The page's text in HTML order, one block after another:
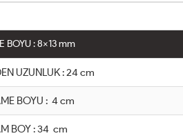
BOYU : 8x13 mm
UZUNLUK : 24 cm
BOYU : 4 cm
BOY : 34 cm